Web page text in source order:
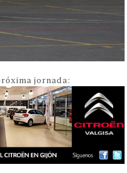
jornada: